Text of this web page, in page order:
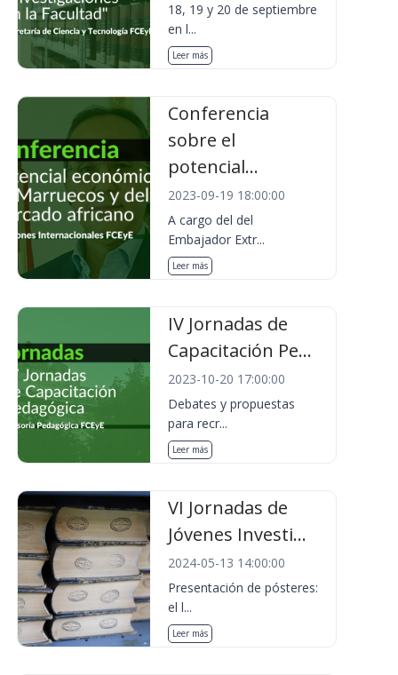
18, 19 y 20 de septiembre
en l...
Leer más
Conferencia
sobre el
potencial...
2023-09-19 18:00:00
A cargo del del
Embajador Extr...
Leer más
IV Jornadas de
Capacitación Pe...
2023-10-20 17:00:00
Debates y propuestas
para recr...
Leer más
VI Jornadas de
Jóvenes Investi...
2024-05-13 14:00:00
Presentación de pósteres:
el l...
Leer más